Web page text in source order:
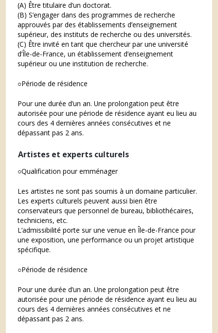
(A) Être titulaire d’un doctorat.
(B) S’engager dans des programmes de recherche
approuvés par des établissements d’enseignement
supérieur, des instituts de recherche ou des universités.
(C) Être invité en tant que chercheur par une université
d’Île-de-France, un établissement d’enseignement
supérieur ou une institution de recherche.
○Période de résidence
Pour une durée d’un an. Une prolongation peut être
autorisée pour une période de résidence ayant eu lieu au
cours des 4 dernières années consécutives et ne
dépassant pas 2 ans.
Artistes et experts culturels
○Qualification pour emménager
Les artistes ne sont pas soumis à un domaine particulier.
Les experts culturels peuvent aussi bien être
conservateurs que personnel de bureau, bibliothécaires,
techniciens, etc.
L’admissibilité porte sur une venue en Île-de-France pour
une exposition, une performance ou un projet artistique
spécifique.
○Période de résidence
Pour une durée d’un an. Une prolongation peut être
autorisée pour une période de résidence ayant eu lieu au
cours des 4 dernières années consécutives et ne
dépassant pas 2 ans.